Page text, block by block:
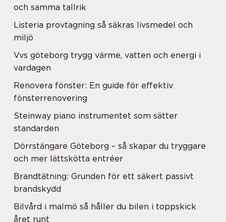
och samma tallrik
Listeria provtagning så säkras livsmedel och
miljö
Vvs göteborg trygg värme, vatten och energi i
vardagen
Renovera fönster: En guide för effektiv
fönsterrenovering
Steinway piano instrumentet som sätter
standarden
Dörrstängare Göteborg – så skapar du tryggare
och mer lättskötta entréer
Brandtätning: Grunden för ett säkert passivt
brandskydd
Bilvård i malmö så håller du bilen i toppskick
året runt